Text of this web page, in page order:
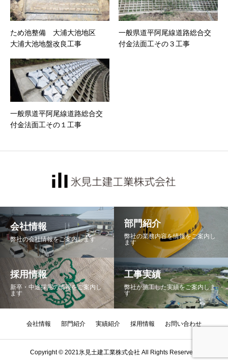
ため池整備 大浦大池地区
大浦大池地盤改良工事
一般県道平阿尾線道路総合交
付金法面工その３工事
一般県道平阿尾線道路総合交
付金法面工その１工事
会社情報
弊社の会社情報をご案内します
部門紹介
弊社の業務内容を情報をご案内し
ます
採用情報
新卒・中途採用の情報をご案内し
ます
工事実績
弊社が施工した実績をご案内しま
す
会社情報 部門紹介 実績紹介 採用情報 お問い合わせ
Copyright © 2021氷見土建工業株式会社 All Rights Reserved.